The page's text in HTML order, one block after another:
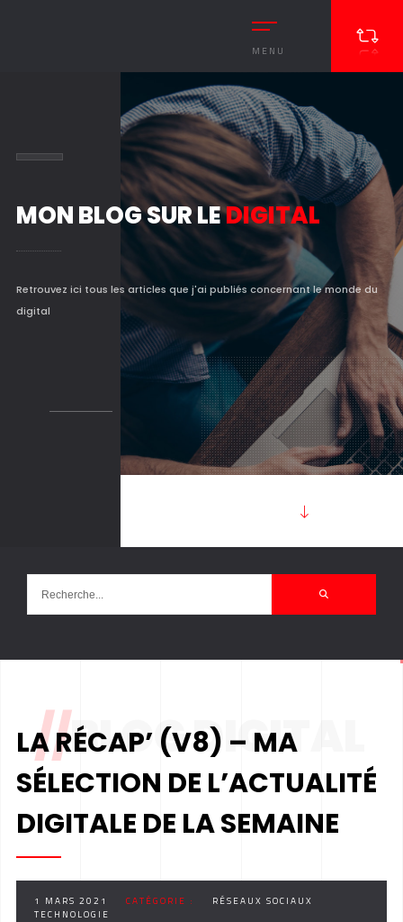
MENU
MON BLOG SUR LEDIGITAL
Retrouvez ici tous les articles que j'ai publiés concernant le monde du
digital
//BLOG DIGITAL
LA RÉCAP’ (V8) – MA
SÉLECTION DE L’ACTUALITÉ
DIGITALE DE LA SEMAINE
1 MARS 2021 CATÉGORIE :
RÉSEAUX SOCIAUX
TECHNOLOGIE